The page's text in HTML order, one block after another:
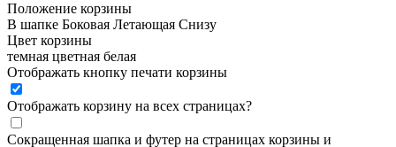
Положение корзины
В шапке Боковая Летающая Снизу
Цвет корзины
темная цветная белая
Отображать кнопку печати корзины
Отображать корзину на всех страницах?
Сокращенная шапка и футер на страницах корзины и